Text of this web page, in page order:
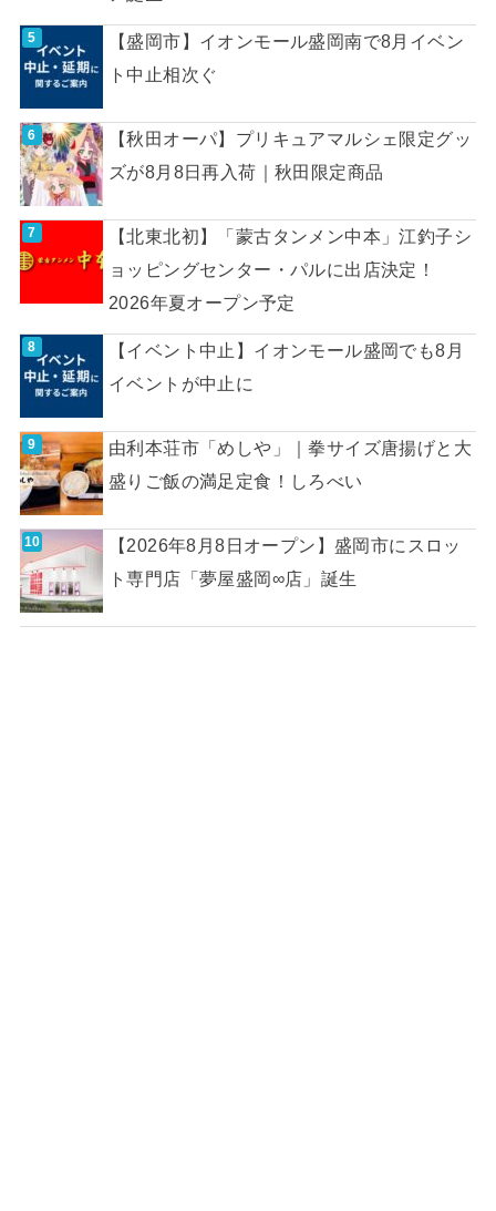
【盛岡市】イオンモール盛岡南で8月イベン
ト中止相次ぐ
【秋田オーパ】プリキュアマルシェ限定グッ
ズが8月8日再入荷｜秋田限定商品
【北東北初】「蒙古タンメン中本」江釣子シ
ョッピングセンター・パルに出店決定！
2026年夏オープン予定
【イベント中止】イオンモール盛岡でも8月
イベントが中止に
由利本荘市「めしや」｜拳サイズ唐揚げと大
盛りご飯の満足定食！しろべい
【2026年8月8日オープン】盛岡市にスロッ
ト専門店「夢屋盛岡∞店」誕生